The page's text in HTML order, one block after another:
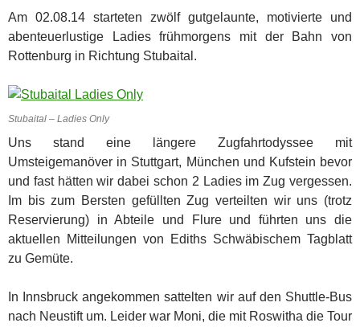
Am 02.08.14 starteten zwölf gutgelaunte, motivierte und
abenteuerlustige Ladies frühmorgens mit der Bahn von
Rottenburg in Richtung Stubaital.
Stubaital – Ladies Only
Uns stand eine längere Zugfahrtodyssee mit
Umsteigemanöver in Stuttgart, München und Kufstein bevor
und fast hätten wir dabei schon 2 Ladies im Zug vergessen.
Im bis zum Bersten gefüllten Zug verteilten wir uns (trotz
Reservierung) in Abteile und Flure und führten uns die
aktuellen Mitteilungen von Ediths Schwäbischem Tagblatt
zu Gemüte.
In Innsbruck angekommen sattelten wir auf den Shuttle-Bus
nach Neustift um. Leider war Moni, die mit Roswitha die Tour